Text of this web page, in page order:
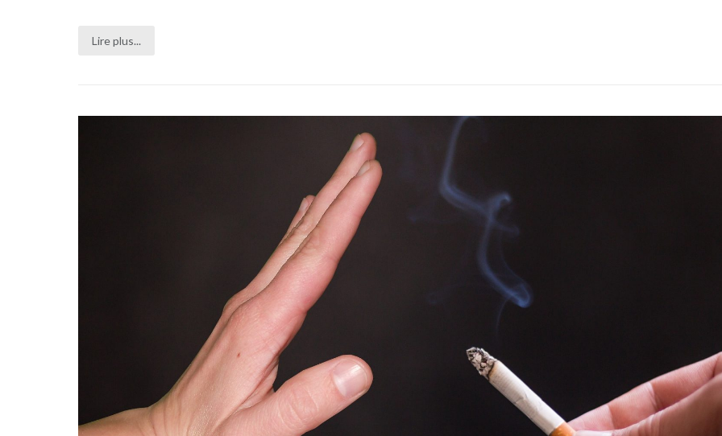
Lire plus...